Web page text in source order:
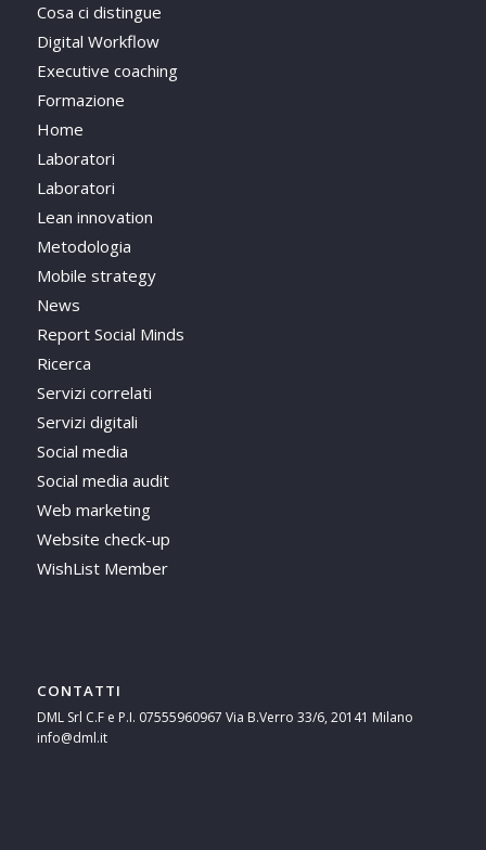
Cosa ci distingue
Digital Workflow
Executive coaching
Formazione
Home
Laboratori
Laboratori
Lean innovation
Metodologia
Mobile strategy
News
Report Social Minds
Ricerca
Servizi correlati
Servizi digitali
Social media
Social media audit
Web marketing
Website check-up
WishList Member
CONTATTI
DML Srl C.F e P.I. 07555960967 Via B.Verro 33/6, 20141 Milano
info@dml.it